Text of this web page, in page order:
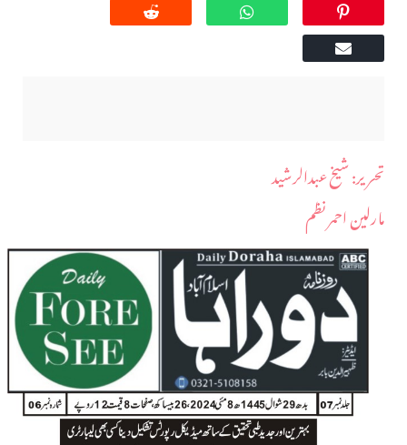
​تحریر: شیخ عبدالرشید
مارلین احمر نظم